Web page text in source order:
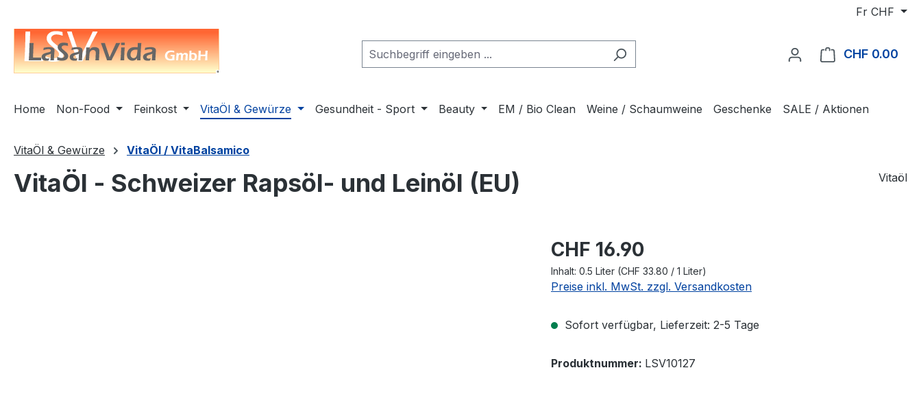
Fr CHF
CHF 0.00
Home Non-Food Feinkost VitaÖl & Gewürze Gesundheit - Sport Beauty EM / Bio Clean Weine / Schaumweine Geschenke SALE / Aktionen
VitaÖl & Gewürze VitaÖl / VitaBalsamico
VitaÖl - Schweizer Rapsöl- und Leinöl (EU) Vitaöl
CHF 16.90
Inhalt: 0.5 Liter (CHF 33.80 / 1 Liter)
Preise inkl. MwSt. zzgl. Versandkosten
Sofort verfügbar, Lieferzeit: 2-5 Tage
Produktnummer: LSV10127